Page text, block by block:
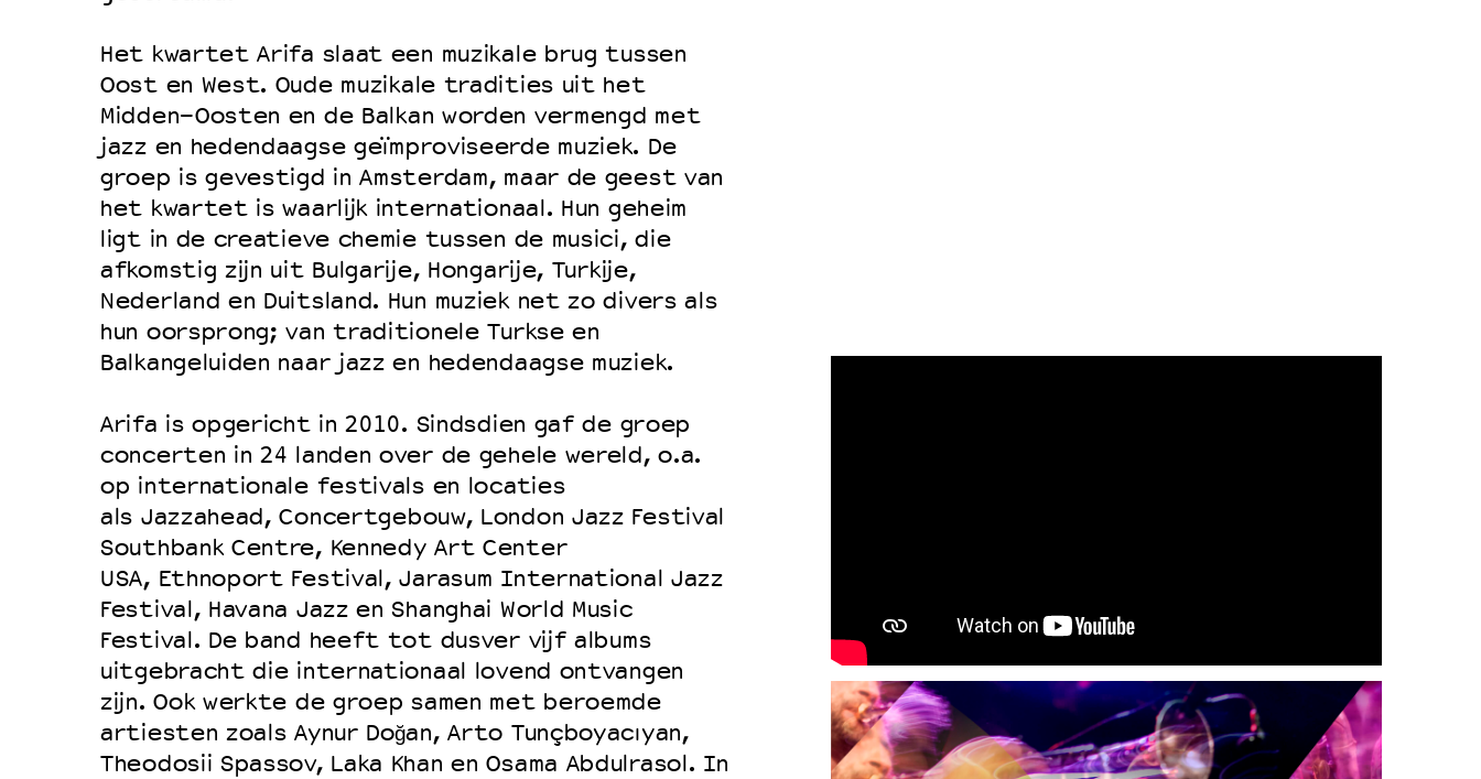
Het kwartet Arifa slaat een muzikale brug tussen
Oost en West. Oude muzikale tradities uit het
Midden-Oosten en de Balkan worden vermengd met
jazz en hedendaagse geïmproviseerde muziek. De
groep is gevestigd in Amsterdam, maar de geest van
het kwartet is waarlijk internationaal. Hun geheim
ligt in de creatieve chemie tussen de musici, die
afkomstig zijn uit Bulgarije, Hongarije, Turkije,
Nederland en Duitsland. Hun muziek net zo divers als
hun oorsprong; van traditionele Turkse en
Balkangeluiden naar jazz en hedendaagse muziek.
Arifa is opgericht in 2010. Sindsdien gaf de groep
concerten in 24 landen over de gehele wereld, o.a.
op internationale festivals en locaties
als Jazzahead, Concertgebouw, London Jazz Festival
Southbank Centre, Kennedy Art Center
USA, Ethnoport Festival, Jarasum International Jazz
Festival, Havana Jazz en Shanghai World Music
Festival. De band heeft tot dusver vijf albums
uitgebracht die internationaal lovend ontvangen
zijn. Ook werkte de groep samen met beroemde
artiesten zoals Aynur Doğan, Arto Tunçboyacıyan,
Theodosii Spassov, Laka Khan en Osama Abdulrasol. In